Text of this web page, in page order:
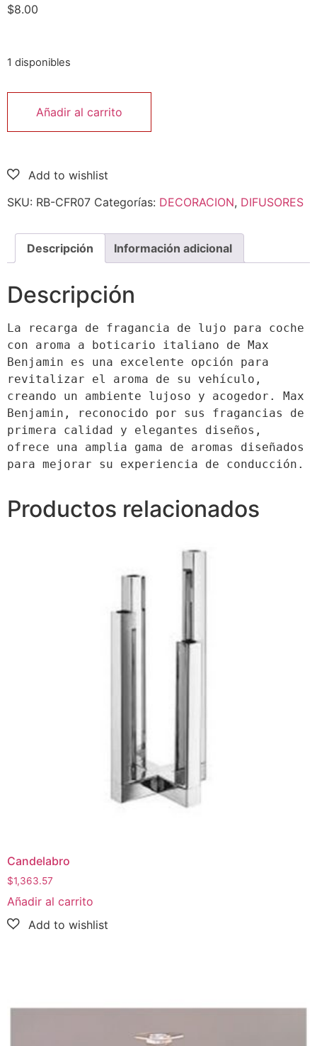
$8.00
1 disponibles
Añadir al carrito
SKU: RB-CFR07 Categorías: DECORACION, DIFUSORES
Descripción Información adicional
Descripción
La recarga de fragancia de lujo para coche
con aroma a boticario italiano de Max
Benjamin es una excelente opción para
revitalizar el aroma de su vehículo,
creando un ambiente lujoso y acogedor. Max
Benjamin, reconocido por sus fragancias de
primera calidad y elegantes diseños,
ofrece una amplia gama de aromas diseñados
para mejorar su experiencia de conducción.
Productos relacionados
Candelabro
$1,363.57
Añadir al carrito